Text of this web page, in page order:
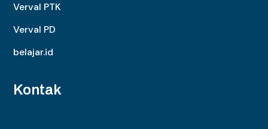
Verval PTK
Verval PD
belajar.id
Kontak